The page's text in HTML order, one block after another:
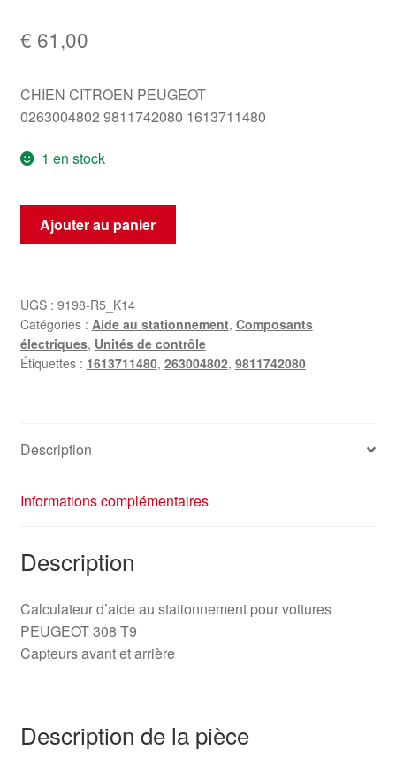
€ 61,00
CHIEN CITROEN PEUGEOT
0263004802 9811742080 1613711480
1 en stock
quantité
Bosch
Peugeot
308
T9
Ajouter au panier
UGS : 9198-R5_K14
Catégories : Aide au stationnement, Composants
électriques, Unités de contrôle
Étiquettes : 1613711480, 263004802, 9811742080
Description
Informations complémentaires
Description
Calculateur d’aide au stationnement pour voitures
PEUGEOT 308 T9
Capteurs avant et arrière
Description de la pièce